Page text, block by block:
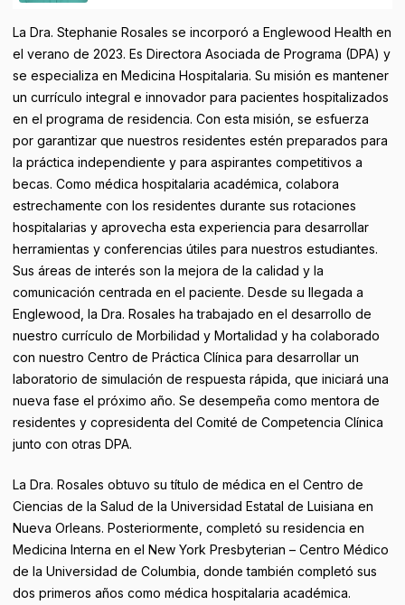
La Dra. Stephanie Rosales se incorporó a Englewood Health en
el verano de 2023. Es Directora Asociada de Programa (DPA) y
se especializa en Medicina Hospitalaria. Su misión es mantener
un currículo integral e innovador para pacientes hospitalizados
en el programa de residencia. Con esta misión, se esfuerza
por garantizar que nuestros residentes estén preparados para
la práctica independiente y para aspirantes competitivos a
becas. Como médica hospitalaria académica, colabora
estrechamente con los residentes durante sus rotaciones
hospitalarias y aprovecha esta experiencia para desarrollar
herramientas y conferencias útiles para nuestros estudiantes.
Sus áreas de interés son la mejora de la calidad y la
comunicación centrada en el paciente. Desde su llegada a
Englewood, la Dra. Rosales ha trabajado en el desarrollo de
nuestro currículo de Morbilidad y Mortalidad y ha colaborado
con nuestro Centro de Práctica Clínica para desarrollar un
laboratorio de simulación de respuesta rápida, que iniciará una
nueva fase el próximo año. Se desempeña como mentora de
residentes y copresidenta del Comité de Competencia Clínica
junto con otras DPA.
La Dra. Rosales obtuvo su título de médica en el Centro de
Ciencias de la Salud de la Universidad Estatal de Luisiana en
Nueva Orleans. Posteriormente, completó su residencia en
Medicina Interna en el New York Presbyterian – Centro Médico
de la Universidad de Columbia, donde también completó sus
dos primeros años como médica hospitalaria académica.